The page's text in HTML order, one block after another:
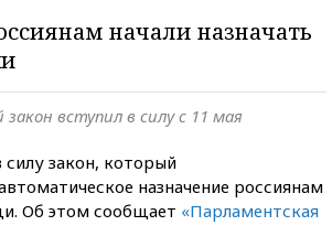
начали назначать
вступил в силу с 11 мая
силу закон, который
назначение россиянам
Об этом сообщает «Парламентская